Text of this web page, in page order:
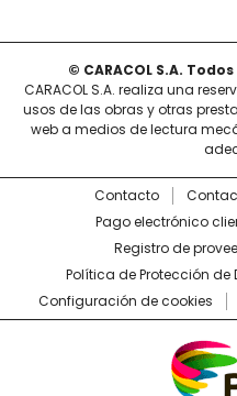
© CARACOL S.A.
CARACOL S.A. realiza una
usos de las obras y otras
web a medios de lectura
Contacto
Pago electrónico
Registro de
Política de Protección de
Configuración de cookies